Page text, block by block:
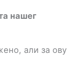
нашег
али за ову